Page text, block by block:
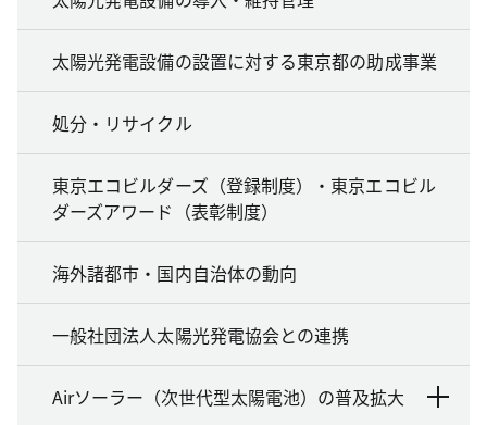
太陽光発電設備の設置に対する東京都の助成事業
処分・リサイクル
東京エコビルダーズ（登録制度）・東京エコビル
ダーズアワード（表彰制度）
海外諸都市・国内自治体の動向
一般社団法人太陽光発電協会との連携
Airソーラー（次世代型太陽電池）の普及拡大